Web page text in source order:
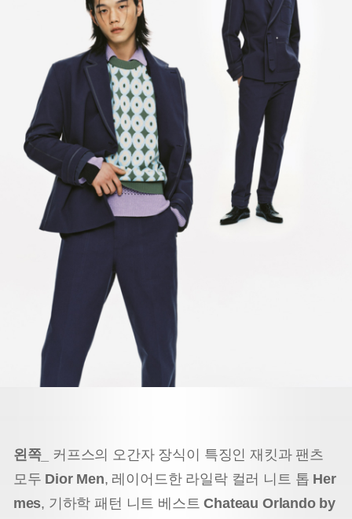
왼쪽_ 커프스의 오간자 장식이 특징인 재킷과 팬츠
모두 Dior Men, 레이어드한 라일락 컬러 니트 톱 Her
mes, 기하학 패턴 니트 베스트Chateau Orlando by